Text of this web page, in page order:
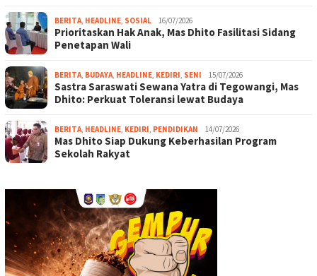
BERITA, HEADLINE, SOSIAL 16/07/2026
Prioritaskan Hak Anak, Mas Dhito Fasilitasi Sidang
Penetapan Wali
BERITA, BUDAYA, HEADLINE, KEDIRI, SENI 15/07/2026
Sastra Saraswati Sewana Yatra di Tegowangi, Mas
Dhito: Perkuat Toleransi lewat Budaya
BERITA, HEADLINE, KEDIRI, PENDIDIKAN 14/07/2026
Mas Dhito Siap Dukung Keberhasilan Program
Sekolah Rakyat